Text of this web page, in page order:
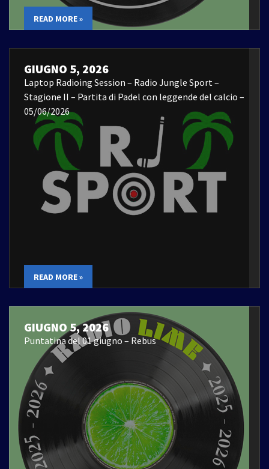
READ MORE »
GIUGNO 5, 2026
Laptop Radioing Session – Radio Jungle Sport –
Stagione II – Partita di Padel con leggende del calcio –
05/06/2026
READ MORE »
GIUGNO 5, 2026
Puntatina del 01 giugno – Rebus